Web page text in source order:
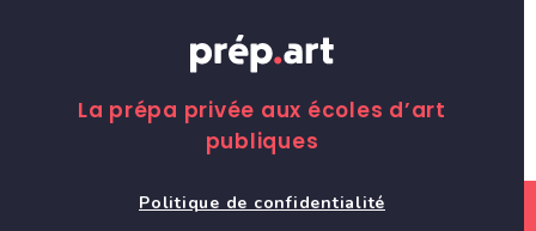
La prépa privée aux écoles d’art
publiques
Politique de confidentialité